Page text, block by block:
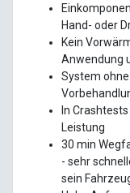
Hand- oder
Kein
Anwendung
System
In
Leistung
30 min
- sehr
sein